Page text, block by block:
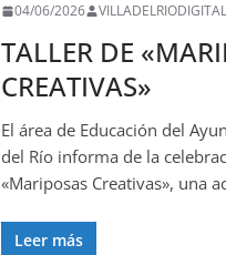
04/06/2026 VILLADELRIODIGITAL
TALLER DE
CREATIVAS»
El área de Educación del
del Río informa de la
«Mariposas Creativas», una
Leer más